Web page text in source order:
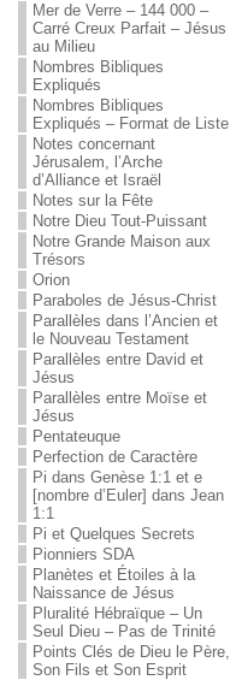
Mer de Verre – 144 000 –
Carré Creux Parfait – Jésus
au Milieu
Nombres Bibliques
Expliqués
Nombres Bibliques
Expliqués – Format de Liste
Notes concernant
Jérusalem, l’Arche
d’Alliance et Israël
Notes sur la Fête
Notre Dieu Tout-Puissant
Notre Grande Maison aux
Trésors
Orion
Paraboles de Jésus-Christ
Parallèles dans l’Ancien et
le Nouveau Testament
Parallèles entre David et
Jésus
Parallèles entre Moïse et
Jésus
Pentateuque
Perfection de Caractère
Pi dans Genèse 1:1 et e
[nombre d’Euler] dans Jean
1:1
Pi et Quelques Secrets
Pionniers SDA
Planètes et Étoiles à la
Naissance de Jésus
Pluralité Hébraïque – Un
Seul Dieu – Pas de Trinité
Points Clés de Dieu le Père,
Son Fils et Son Esprit